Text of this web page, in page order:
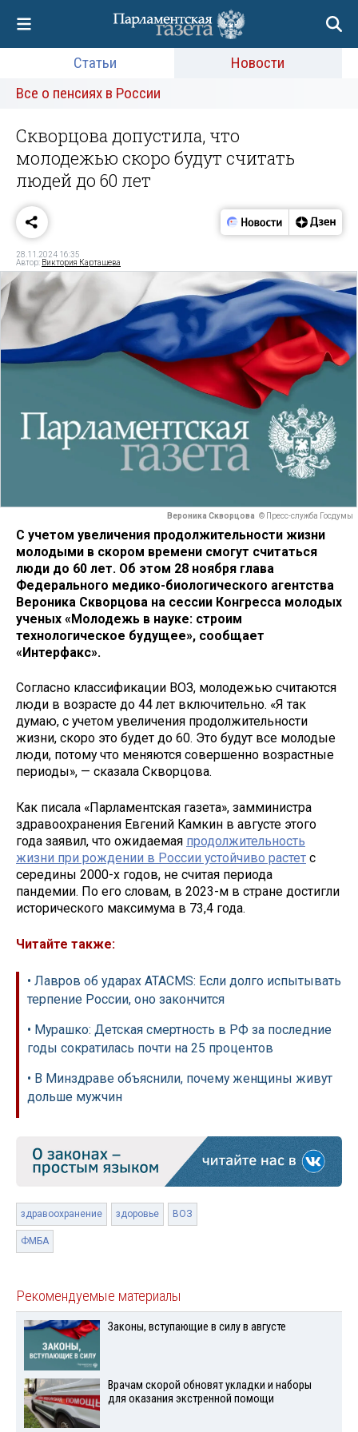
Статьи
Новости
Все о пенсиях в России
Скворцова допустила, что
молодежью скоро будут считать
людей до 60 лет
28.11.2024 16:35
Автор: Виктория Карташева
Вероника Скворцова © Пресс-служба Госдумы
С учетом увеличения продолжительности жизни
молодыми в скором времени смогут считаться
люди до 60 лет. Об этом 28 ноября глава
Федерального медико-биологического агентства
Вероника Скворцова на сессии Конгресса молодых
ученых «Молодежь в науке: строим
технологическое будущее», сообщает
«Интерфакс».
Согласно классификации ВОЗ, молодежью считаются
люди в возрасте до 44 лет включительно. «Я так
думаю, с учетом увеличения продолжительности
жизни, скоро это будет до 60. Это будут все молодые
люди, потому что меняются совершенно возрастные
периоды», — сказала Скворцова.
Как писала «Парламентская газета», замминистра
здравоохранения Евгений Камкин в августе этого
года заявил, что ожидаемая продолжительность
жизни при рождении в России устойчиво растет с
середины 2000-х годов, не считая периода
пандемии. По его словам, в 2023-м в стране достигли
исторического максимума в 73,4 года.
Читайте также:
• Лавров об ударах ATACMS: Если долго испытывать
терпение России, оно закончится
• Мурашко: Детская смертность в РФ за последние
годы сократилась почти на 25 процентов
• В Минздраве объяснили, почему женщины живут
дольше мужчин
здравоохранение здоровье ВОЗ
ФМБА
Рекомендуемые материалы
Законы, вступающие в силу в августе
Врачам скорой обновят укладки и наборы
для оказания экстренной помощи